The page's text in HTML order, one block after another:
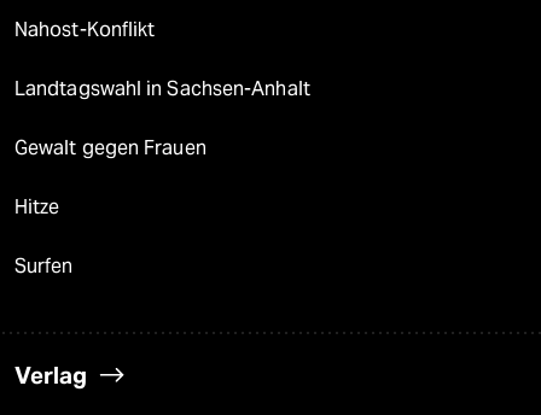
Nahost-Konflikt
Landtagswahl in Sachsen-Anhalt
Gewalt gegen Frauen
Hitze
Surfen
Verlag